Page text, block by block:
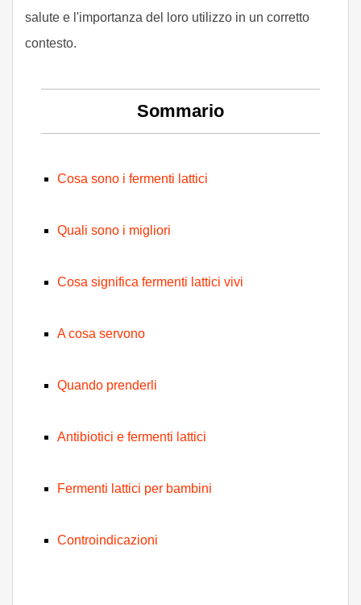
salute e l'importanza del loro utilizzo in un corretto
contesto.
Sommario
Cosa sono i fermenti lattici
Quali sono i migliori
Cosa significa fermenti lattici vivi
A cosa servono
Quando prenderli
Antibiotici e fermenti lattici
Fermenti lattici per bambini
Controindicazioni